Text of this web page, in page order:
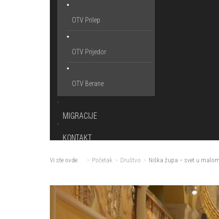
OTV Prilep
OTV Prijedor
OTV Berane
MIGRACIJE
KONTAKT
Vi ste ovde: Početak Društvo Niška župa – svet u